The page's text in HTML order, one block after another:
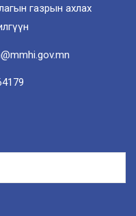
газрын ахлах